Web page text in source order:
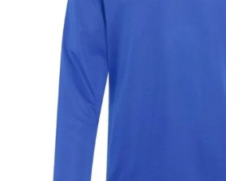
Equipements
Sac & Bagagerie
Accessoires entrainement
Uhlsport
Créer une boutique club
Boutiques clubs